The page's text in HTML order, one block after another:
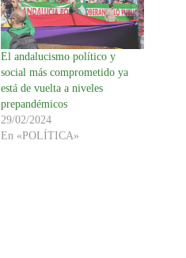
El andalucismo político y
social más comprometido ya
está de vuelta a niveles
prepandémicos
29/02/2024
En «POLÍTICA»